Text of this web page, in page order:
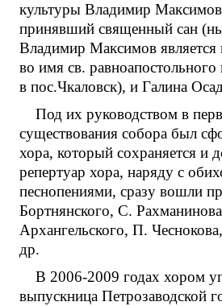
культуры Владимир
принявший священный сан
Владимир Максимов является
во имя св.
в пос.Чкаловск), и Галина
Под их руководством в
существования собора был
хора, который сохраняется и
репертуар хора, наряду с
песнопениями, сразу вошли
Бортнянского, С.
Архангельского, П.
др.
В 2006-2009 годах хором
выпускница Петрозаводской